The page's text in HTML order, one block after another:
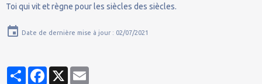
Toi qui vit et règne pour les siècles des siècles.
Date de dernière mise à jour : 02/07/2021
PartagerFacebook
X